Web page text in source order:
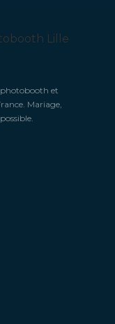
photobooth et
Mariage,